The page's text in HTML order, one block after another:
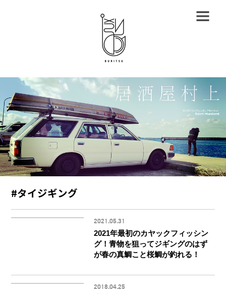
#タイジギング
2021.05.31
2021年最初のカヤックフィッシン
グ！青物を狙ってジギングのはず
が春の真鯛こと桜鯛が釣れる！
2018.04.25